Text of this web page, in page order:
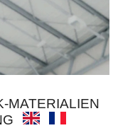
MATERIALIEN